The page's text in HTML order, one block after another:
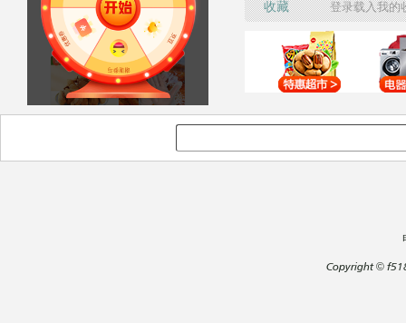
收藏 登录载入我
Copyright©